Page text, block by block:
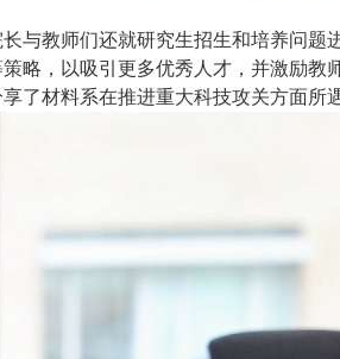
与教师们还就研究生招生和培养问题
略，以吸引更多优秀人才，并激励教
了材料系在推进重大科技攻关方面所